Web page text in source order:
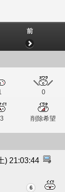
前
0
削除希望
) 21:03:44
6